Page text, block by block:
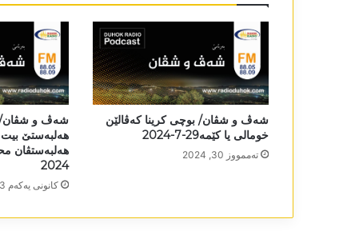
شەڤ و شڤان/ بوچی کرینا کەڤالێن
خومالی یا کێمە29-7-2024
تەممووز 30, 2024
شەڤ و شڤان/
ھەلبەستێ بیت
2024
كانونی یه‌كه‌م 23, 2024